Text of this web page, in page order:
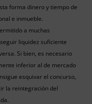
forma dinero y tiempo de
e inmueble.
a muchas
liquidez suficiente
Si bien, es necesario
inferior al de mercado
esquivar el concurso,
la reintegración del